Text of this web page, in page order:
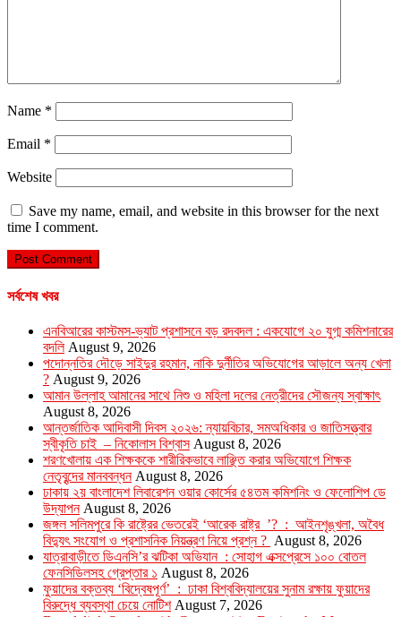
Name *
Email *
Website
Save my name, email, and website in this browser for the next
time I comment.
সর্বশেষ খবর
এনবিআরের কাস্টমস-ভ্যাট প্রশাসনে বড় রদবদল : একযোগে ২০ যুগ্ম কমিশনারের
বদলি August 9, 2026
পদোন্নতির দৌড়ে সাইদুর রহমান, নাকি দুর্নীতির অভিযোগের আড়ালে অন্য খেলা
? August 9, 2026
আমান উল্লাহ আমানের সাথে নিশু ও মহিলা দলের নেত্রীদের সৌজন্য স্বাক্ষাৎ
August 8, 2026
আন্তর্জাতিক আদিবাসী দিবস ২০২৬: ন্যায়বিচার, সমঅধিকার ও জাতিসত্ত্বার
স্বীকৃতি চাই – নিকোলাস বিশ্বাস August 8, 2026
শরণখোলায় এক শিক্ষককে শারীরিকভাবে লাঞ্ছিত করার অভিযোগে শিক্ষক
নেতৃবৃন্দের মানববন্ধন August 8, 2026
ঢাকায় ২য় বাংলাদেশ লিবারেশন ওয়ার কোর্সের ৫৪তম কমিশনিং ও ফেলোশিপ ডে
উদ্‌যাপন August 8, 2026
জঙ্গল সলিমপুরে কি রাষ্ট্রের ভেতরেই ‘আরেক রাষ্ট্র ’? : আইনশৃঙ্খলা, অবৈধ
বিদ্যুৎ সংযোগ ও প্রশাসনিক নিয়ন্ত্রণ নিয়ে প্রশ্ন ? August 8, 2026
যাত্রাবাড়ীতে ডিএনসি’র ঝটিকা অভিযান : সোহাগ এক্সপ্রেসে ১০০ বোতল
ফেনসিডিলসহ গ্রেপ্তার ১ August 8, 2026
ফুয়াদের বক্তব্য ‘বিদ্বেষপূর্ণ’ : ঢাকা বিশ্ববিদ্যালয়ের সুনাম রক্ষায় ফুয়াদের
বিরুদ্ধে ব্যবস্থা চেয়ে নোটিশ August 7, 2026